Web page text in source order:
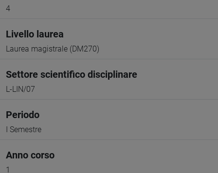
4
Livello laurea
Laurea magistrale (DM270)
Settore scientifico disciplinare
L-LIN/07
Periodo
I Semestre
Anno corso
1